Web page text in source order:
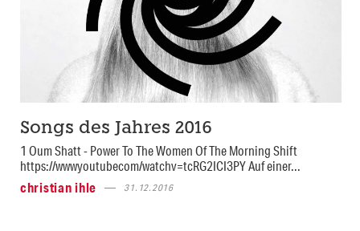
Songs des Jahres 2016
1 Oum Shatt - Power To The Women Of The Morning Shift
https://wwwyoutubecom/watchv=tcRG2ICI3PY Auf einer...
christian ihle
31.12.2016